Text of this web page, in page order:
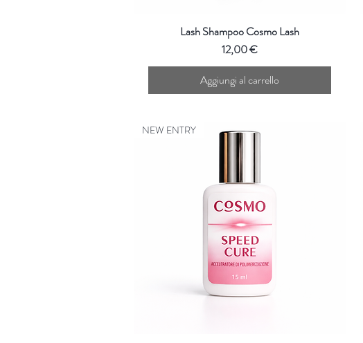
Lash Shampoo Cosmo Lash
Prezzo
12,00 €
Aggiungi al carrello
NEW ENTRY